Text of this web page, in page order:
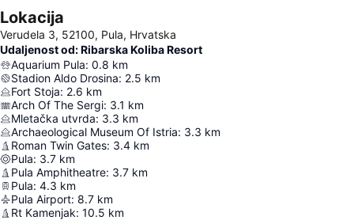
Lokacija
Verudela 3, 52100, Pula, Hrvatska
Udaljenost od: Ribarska Koliba Resort
Aquarium Pula: 0.8 km
Stadion Aldo Drosina: 2.5 km
Fort Stoja: 2.6 km
Arch Of The Sergi: 3.1 km
Mletačka utvrda: 3.3 km
Archaeological Museum Of Istria: 3.3 km
Roman Twin Gates: 3.4 km
Pula: 3.7 km
Pula Amphitheatre: 3.7 km
Pula: 4.3 km
Pula Airport: 8.7 km
Rt Kamenjak: 10.5 km